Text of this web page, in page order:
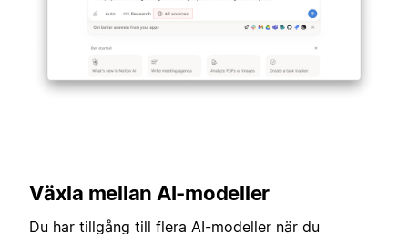
Växla mellan AI-modeller
Du har tillgång till flera AI-modeller när du